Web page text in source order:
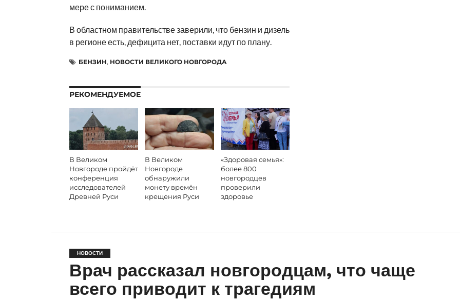
мере с пониманием.
В областном правительстве заверили, что бензин и дизель
в регионе есть, дефицита нет, поставки идут по плану.
БЕНЗИН, НОВОСТИ ВЕЛИКОГО НОВГОРОДА
РЕКОМЕНДУЕМОЕ
В Великом
Новгороде пройдёт
конференция
исследователей
Древней Руси
В Великом
Новгороде
обнаружили
монету времён
крещения Руси
«Здоровая семья»:
более 800
новгородцев
проверили
здоровье
НОВОСТИ
Врач рассказал новгородцам, что чаще
всего приводит к трагедиям